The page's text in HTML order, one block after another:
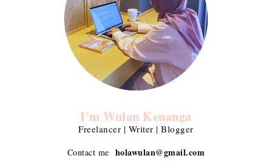
I'm Wulan Kenanga
Freelancer | Writer | Blogger
Contact me holawulan@gmail.com